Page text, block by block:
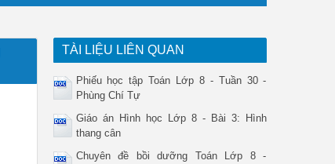
TÀI LIỆU LIÊN QUAN
Phiếu học tập Toán Lớp 8 - Tuần 30 -
Phùng Chí Tự
Giáo án Hình học Lớp 8 - Bài 3: Hình
thang cân
Chuyên đề bồi dưỡng Toán Lớp 8 -